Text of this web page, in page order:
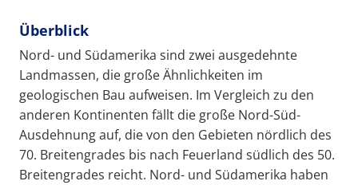
Überblick
Nord- und Südamerika sind zwei ausgedehnte
Landmassen, die große Ähnlichkeiten im
geologischen Bau aufweisen. Im Vergleich zu den
anderen Kontinenten fällt die große Nord-Süd-
Ausdehnung auf, die von den Gebieten nördlich des
70. Breitengrades bis nach Feuerland südlich des 50.
Breitengrades reicht. Nord- und Südamerika haben